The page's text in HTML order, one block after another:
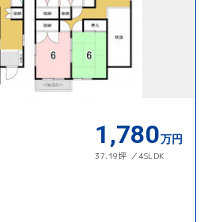
1,780万円
37.19坪 4SLDK